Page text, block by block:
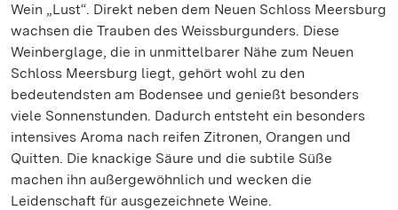
Wein „Lust“. Direkt neben dem Neuen Schloss Meersburg
wachsen die Trauben des Weissburgunders. Diese
Weinberglage, die in unmittelbarer Nähe zum Neuen
Schloss Meersburg liegt, gehört wohl zu den
bedeutendsten am Bodensee und genießt besonders
viele Sonnenstunden. Dadurch entsteht ein besonders
intensives Aroma nach reifen Zitronen, Orangen und
Quitten. Die knackige Säure und die subtile Süße
machen ihn außergewöhnlich und wecken die
Leidenschaft für ausgezeichnete Weine.